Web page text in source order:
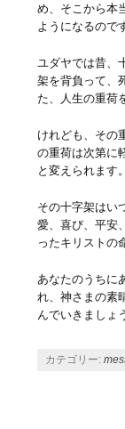
め、そこから本
ようになるので
ユダヤでは昔、
架を背負って、
た、人生の重荷
けれども、その
の重荷は次第に
と変えられます。
その十字架はい
愛、喜び、平安
ったキリストの
あなたのうちに
れ、神さまの素
んでいきましょ
カテゴリー: